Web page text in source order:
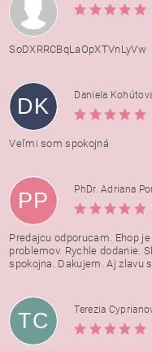
SoDXRRCBqLaOpXTVnLyVw
DK
Daniela
Veľmi som spokojná
PP
PhDr. Adriana
Predajcu odporucam. Ehop
problemov. Rychle dodanie.
spokojna. Dakujem. Aj zlavu
TC
Terezia